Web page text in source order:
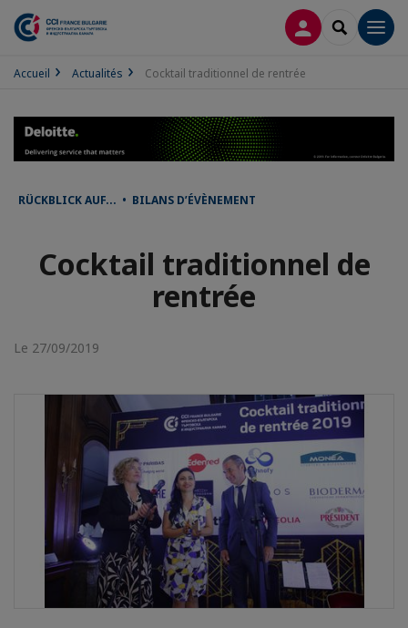
CONNEXION
Accueil Actualités Cocktail traditionnel de rentrée
RÜCKBLICK AUF... • BILANS D’ÉVÈNEMENT
Cocktail traditionnel de
rentrée
Le 27/09/2019